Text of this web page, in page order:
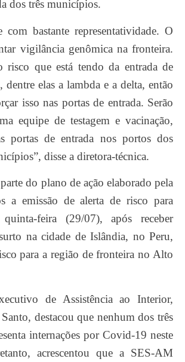
dos três municípios.
vigilância genômica na fronteira.
risco que está tendo da entrada de
dentre elas a lambda e a delta, então
isso nas portas de entrada. Serão
equipe de testagem e vacinação,
portas de entrada nos portos dos
disse a diretora-técnica.
a emissão de alerta de risco para
feira (29/07), após receber
na cidade de Islândia, no Peru,
para a região de fronteira no Alto
destacou que nenhum dos três
internações por Covid-19 neste
acrescentou que a SES-AM